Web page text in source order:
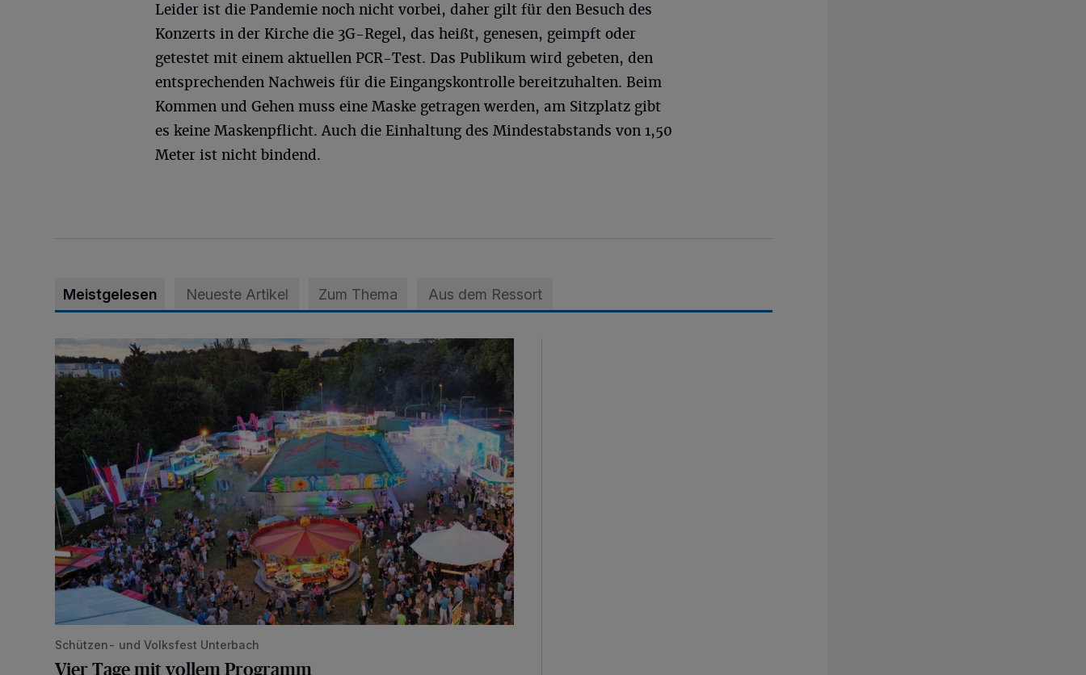
Leider ist die Pandemie noch nicht vorbei, daher gilt für den Besuch des
Konzerts in der Kirche die 3G-Regel, das heißt, genesen, geimpft oder
getestet mit einem aktuellen PCR-Test. Das Publikum wird gebeten, den
entsprechenden Nachweis für die Eingangskontrolle bereitzuhalten. Beim
Kommen und Gehen muss eine Maske getragen werden, am Sitzplatz gibt
es keine Maskenpflicht. Auch die Einhaltung des Mindestabstands von 1,50
Meter ist nicht bindend.
Meistgelesen Neueste Artikel Zum Thema Aus dem Ressort
Vier Tage mit vollem Programm
Schützen- und Volksfest Unterbach
Vier Tage mit vollem Programm